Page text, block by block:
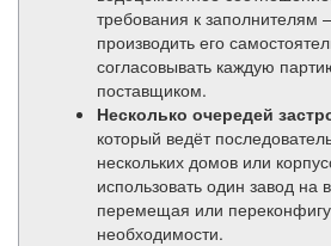
требования к
производить его
согласовывать каждую
поставщиком.
Несколько очередей
который ведёт
нескольких домов или
использовать один завод на
перемещая или
необходимости.